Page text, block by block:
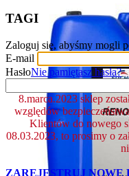
TAGI
Zaloguj się, abyśmy mogli
E-mail
HasłoNie pamiętasz hasła?
8.marca.2023 sklep
względów
Klientów do nowego
08.03.2023, to prosimy o
ZAREJESTRUJ NOWE